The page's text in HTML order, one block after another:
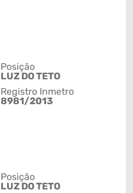
Posição
LUZ DO TETO
Registro Inmetro
8981/2013
Posição
LUZ DO TETO